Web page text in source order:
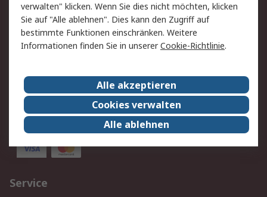
Kontaktieren Sie uns:
+43 (0) 2852 53765
Sie finden uns auch auf:
Wir akzeptieren:
Service
verwalten" klicken. Wenn Sie dies nicht möchten, klicken
Sie auf "Alle ablehnen". Dies kann den Zugriff auf
bestimmte Funktionen einschränken. Weitere
Informationen finden Sie in unsererCookie-Richtlinie.
Alle akzeptieren
Cookies verwalten
Alle ablehnen